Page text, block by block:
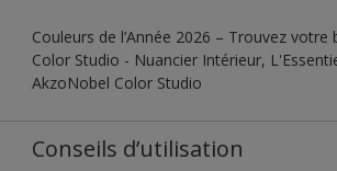
Couleurs de l’Année 2026 – Trouvez votre
Color Studio - Nuancier Intérieur,
AkzoNobel Color Studio
Conseils d’utilisation